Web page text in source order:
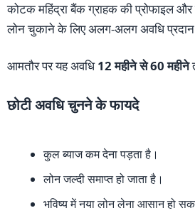
कोटक महिंद्रा बैंक ग्राहक की प्रोफाइल
लोन चुकाने के लिए अलग-अलग अवधि
आमतौर पर यह अवधि12 महीने से 60 महीने
छोटी अवधि चुनने के फायदे
कुल ब्याज कम देना पड़ता है।
लोन जल्दी समाप्त हो जाता है।
भविष्य में नया लोन लेना आसान हो